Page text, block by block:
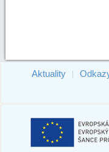
Aktuality